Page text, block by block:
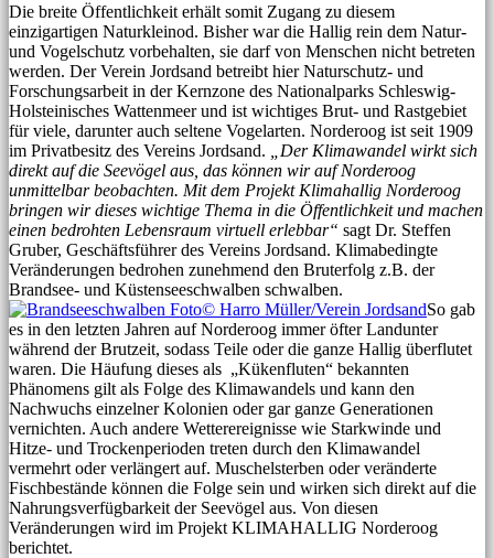
Die breite Öffentlichkeit erhält somit Zugang zu diesem
einzigartigen Naturkleinod. Bisher war die Hallig rein dem Natur-
und Vogelschutz vorbehalten, sie darf von Menschen nicht betreten
werden. Der Verein Jordsand betreibt hier Naturschutz- und
Forschungsarbeit in der Kernzone des Nationalparks Schleswig-
Holsteinisches Wattenmeer und ist wichtiges Brut- und Rastgebiet
für viele, darunter auch seltene Vogelarten. Norderoog ist seit 1909
im Privatbesitz des Vereins Jordsand.
„Der Klimawandel wirkt sich
direkt auf die Seevögel aus, das können wir auf Norderoog
unmittelbar beobachten. Mit dem Projekt Klimahallig Norderoog
bringen wir dieses wichtige Thema in die Öffentlichkeit und machen
einen bedrohten Lebensraum virtuell erlebbar“ sagt Dr. Steffen
Gruber, Geschäftsführer des Vereins Jordsand. Klimabedingte
Veränderungen bedrohen zunehmend den Bruterfolg z.B. der
Brandsee- und Küstenseeschwalben schwalben.
So gab
es in den letzten Jahren auf Norderoog immer öfter Landunter
während der Brutzeit, sodass Teile oder die ganze Hallig überflutet
waren. Die Häufung dieses als „Kükenfluten“ bekannten
Phänomens gilt als Folge des Klimawandels und kann den
Nachwuchs einzelner Kolonien oder gar ganze Generationen
vernichten. Auch andere Wetterereignisse wie Starkwinde und
Hitze- und Trockenperioden treten durch den Klimawandel
vermehrt oder verlängert auf. Muschelsterben oder veränderte
Fischbestände können die Folge sein und wirken sich direkt auf die
Nahrungsverfügbarkeit der Seevögel aus. Von diesen
Veränderungen wird im Projekt KLIMAHALLIG Norderoog
berichtet.